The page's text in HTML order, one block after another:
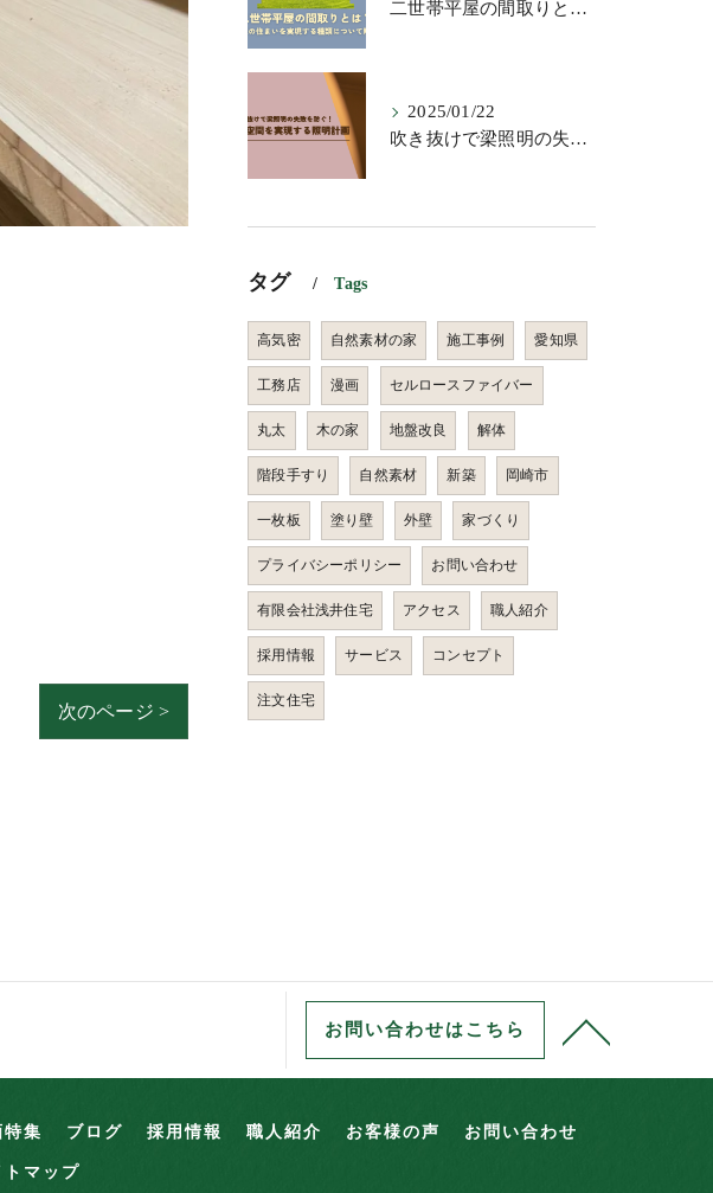
次のページ >
二世帯平屋の間取りとは？理想の住まいを実現する種類について解説
2025/01/22
吹き抜けで梁照明の失敗を防ぐ！理想の空間を実現する照明計画
タグ Tags
高気密 自然素材の家 施工事例 愛知県
工務店 漫画 セルロースファイバー
丸太 木の家 地盤改良 解体
階段手すり 自然素材 新築 岡崎市
一枚板 塗り壁 外壁 家づくり
プライバシーポリシー お問い合わせ
有限会社浅井住宅 アクセス 職人紹介
採用情報 サービス コンセプト
注文住宅
お問い合わせはこちら
特集 ブログ 採用情報 職人紹介 お客様の声 お問い合わせ
トマップ